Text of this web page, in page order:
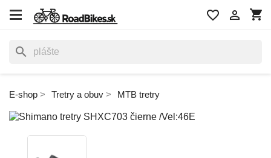
shopping_cart

favorite_border
search
E-shop Tretry a obuv MTB tretry